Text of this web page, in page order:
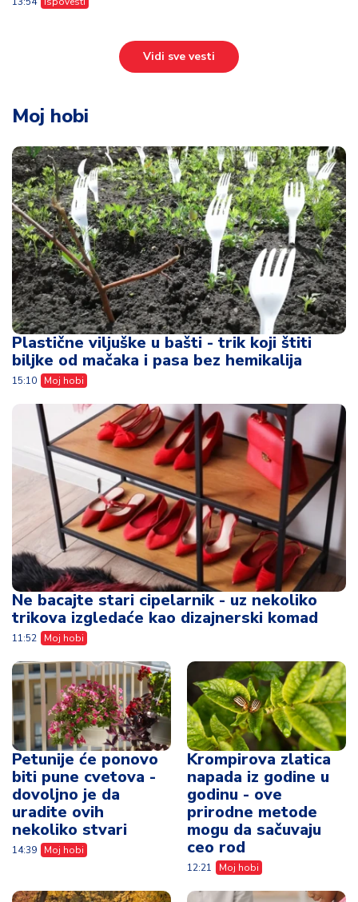
Plastične viljuške u bašti - trik koji štiti
biljke od mačaka i pasa bez hemikalija
15:10 Moj hobi
Ne bacajte stari cipelarnik - uz nekoliko
trikova izgledaće kao dizajnerski komad
Moj hobi
Petunije će ponovo
biti pune cvetova -
dovoljno je da
uradite ovih
nekoliko stvari
14:39 Moj hobi
Krompirova zlatica
napada iz godine u
prirodne metode
mogu da sačuvaju
ceo rod
12:21 Moj hobi
Psiholozi otkrivaju -
ovih 9 hobija može
anksioznost i umiri
Greške koje roditelji
prave kada biraju
hobije za decu
11:32 Moj hobi